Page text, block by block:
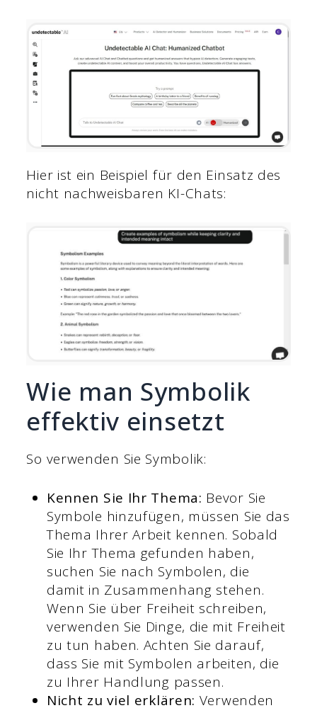
Hier ist ein Beispiel für den Einsatz des
nicht nachweisbaren KI-Chats:
Wie man Symbolik
effektiv einsetzt
So verwenden Sie Symbolik:
Kennen Sie Ihr Thema: Bevor Sie
Symbole hinzufügen, müssen Sie das
Thema Ihrer Arbeit kennen. Sobald
Sie Ihr Thema gefunden haben,
suchen Sie nach Symbolen, die
damit in Zusammenhang stehen.
Wenn Sie über Freiheit schreiben,
verwenden Sie Dinge, die mit Freiheit
zu tun haben. Achten Sie darauf,
dass Sie mit Symbolen arbeiten, die
zu Ihrer Handlung passen.
Nicht zu viel erklären: Verwenden